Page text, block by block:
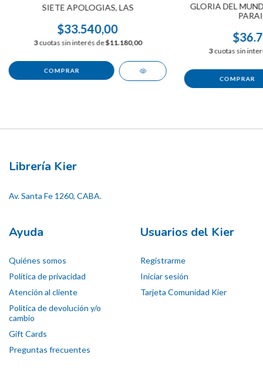
SIETE APOLOGIAS, LAS
$33.540,00
3cuotas sin interés de$11.180,00
GLORIA DEL
3cuotas sin
Librería Kier
Av. Santa Fe 1260, CABA.
Ayuda
Quiénes somos
Política de privacidad
Atención al cliente
Política de devolución y/o
cambio
Gift Cards
Preguntas frecuentes
Usuarios del Kier
Registrarme
Iniciar sesión
Tarjeta Comunidad Kier